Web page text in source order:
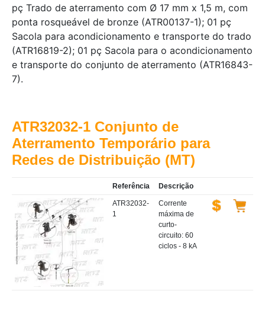
pç Trado de aterramento com Ø 17 mm x 1,5 m, com
ponta rosqueável de bronze (ATR00137-1); 01 pç
Sacola para acondicionamento e transporte do trado
(ATR16819-2); 01 pç Sacola para o acondicionamento
e transporte do conjunto de aterramento (ATR16843-
7).
ATR32032-1 Conjunto de
Aterramento Temporário para
Redes de Distribuição (MT)
Referência Descrição
ATR32032-
1
Corrente
máxima de
curto-
circuito: 60
ciclos - 8 kA